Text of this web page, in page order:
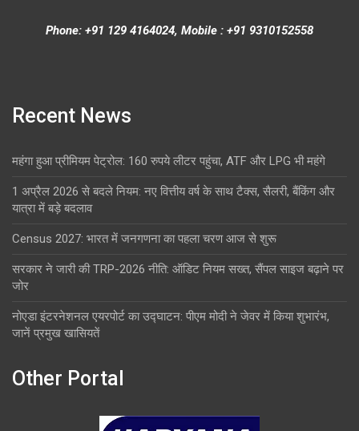
Phone: +91 129 4164024, Mobile : +91 9310152558
Recent News
महंगा हुआ प्रीमियम पेट्रोल: 160 रुपये लीटर पहुंचा, ATF और LPG भी महंगे
1 अप्रैल 2026 से बदले नियम: नए वित्तीय वर्ष के साथ टैक्स, सैलरी, बैंकिंग और
यात्रा में बड़े बदलाव
Census 2027: भारत में जनगणना का पहला चरण आज से शुरू
सरकार ने जारी की TRP-2026 नीति: ऑडिट नियम सख्त, सैंपल साइज बढ़ाने पर
जोर
नोएडा इंटरनेशनल एयरपोर्ट का उद्घाटन: पीएम मोदी ने जेवर में किया शुभारंभ,
जानें प्रमुख खासियतें
Other Portal